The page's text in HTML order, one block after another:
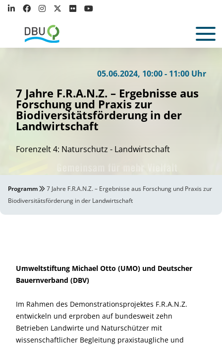
05.06.2024, 10:00 - 11:00 Uhr
7 Jahre F.R.A.N.Z. – Ergebnisse aus
Forschung und Praxis zur
Biodiversitätsförderung in der
Landwirtschaft
Forenzelt 4: Naturschutz - Landwirtschaft
Programm
7 Jahre F.R.A.N.Z. – Ergebnisse aus Forschung und Praxis zur
Biodiversitätsförderung in der Landwirtschaft
Umweltstiftung Michael Otto (UMO) und Deutscher
Bauernverband (DBV)
Im Rahmen des Demonstrationsprojektes F.R.A.N.Z.
entwickeln und erproben auf bundesweit zehn
Betrieben Landwirte und Naturschützer mit
wissenschaftlicher Begleitung praxistaugliche und